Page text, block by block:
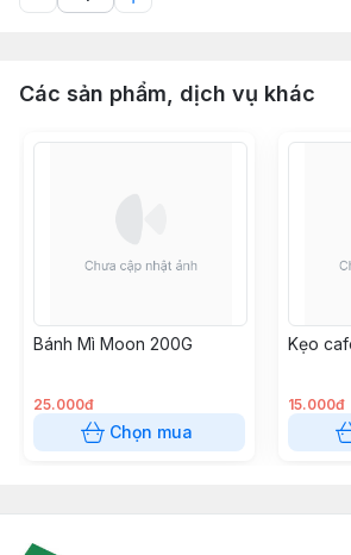
Các sản phẩm, dịch vụ khác
Bánh Mì Moon 200G
25.000đ
Chọn mua
Kẹo
15.000đ